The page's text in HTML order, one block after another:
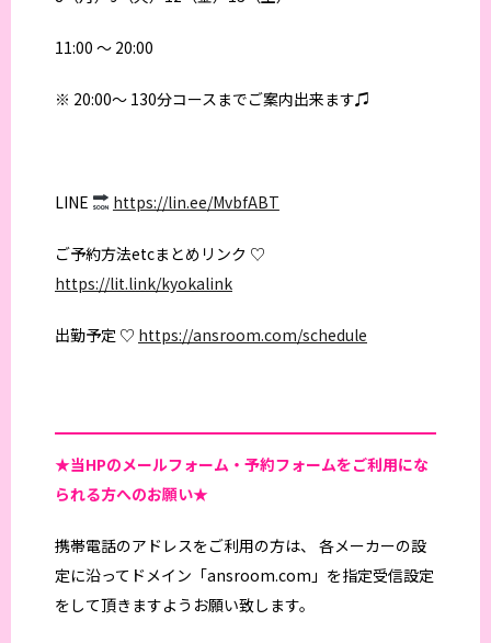
11:00 〜 20:00
※ 20:00〜 130分コースまでご案内出来ます♫
LINE https://lin.ee/MvbfABT
ご予約方法etcまとめリンク ♡
https://lit.link/kyokalink
出勤予定 ♡ https://ansroom.com/schedule
★当HPのメールフォーム・予約フォームをご利用にな
られる方へのお願い★
携帯電話のアドレスをご利用の方は、 各メーカーの設
定に沿ってドメイン「ansroom.com」を指定受信設定
をして頂きますようお願い致します。